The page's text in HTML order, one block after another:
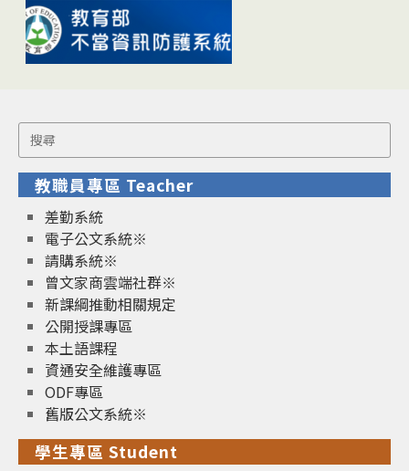
Search
for:
教職員專區 Teacher
差勤系統
電子公文系統※
請購系統※
曾文家商雲端社群※
新課綱推動相關規定
公開授課專區
本土語課程
資通安全維護專區
ODF專區
舊版公文系統※
學生專區 Student